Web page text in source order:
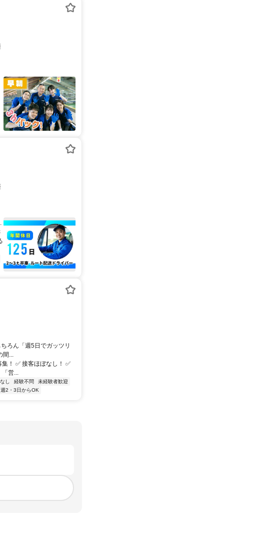
ろん「週5日でガッツリ
間...
！ ✅ 接客ほぼなし！ ✅
「営...
し 経験不問
未経験者歓迎
週2・3日からOK